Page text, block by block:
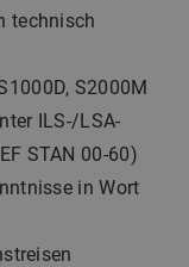
technisch
S2000M
ILS-/LSA-
STAN 00-60)
in Wort